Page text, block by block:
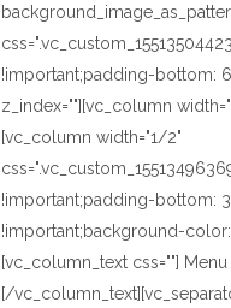
!important;padding-bottom:
z_index=""][vc_column
[vc_column width="1/2"
!important;padding-bottom:
!important;background-
[vc_column_text css=""]
[/